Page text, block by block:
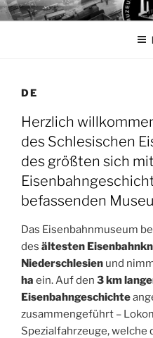
Przejdź
do
MUZEUM
Muzeum Kolejnictwa na
DE
Herzlich
des Schlesischen
des größten sich
befassenden
Das Eisenbahnmuseum
des ältesten
Niederschlesien und
ha ein. Auf den 3 km
Eisenbahngeschichte
zusammengeführt –
Spezialfahrzeuge, welche